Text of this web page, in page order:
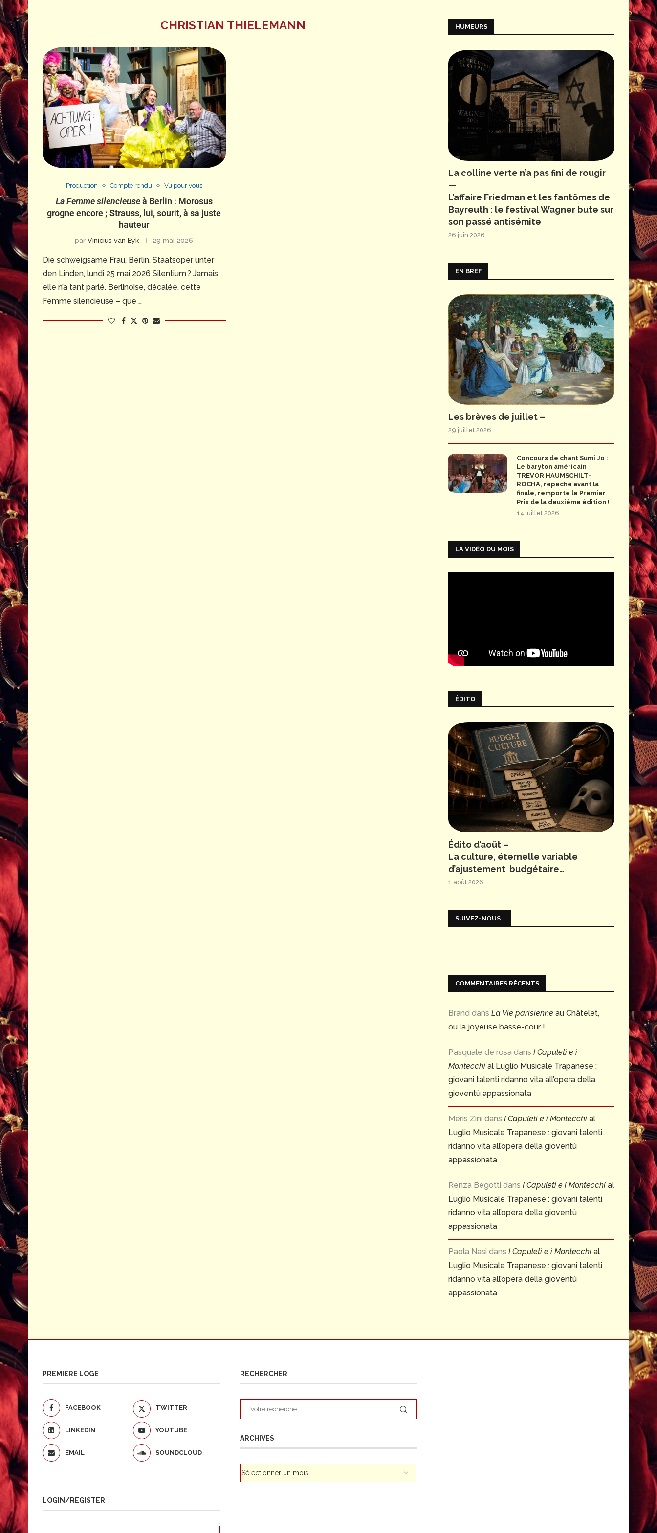
CHRISTIAN THIELEMANN
Production Compte rendu Vu pour vous
La Femme silencieuseà Berlin : Morosus
grogne encore ; Strauss, lui, sourit, à sa juste
hauteur
parVinicius van Eyk 29 mai 2026
Die schweigsame Frau, Berlin, Staatsoper unter
den Linden, lundi 25 mai 2026 Silentium ? Jamais
elle n’a tant parlé. Berlinoise, décalée, cette
Femme silencieuse – que …
HUMEURS
La colline verte n’a pas fini de rougir
—
L’affaire Friedman et les fantômes de
Bayreuth : le festival Wagner bute sur
son passé antisémite
26 juin 2026
EN BREF
Les brèves de juillet –
29 juillet 2026
Concours de chant Sumi Jo :
Le baryton américain
TREVOR HAUMSCHILT-
ROCHA, repêché avant la
finale, remporte le Premier
Prix de la deuxième édition !
14 juillet 2026
LA VIDÉO DU MOIS
ÉDITO
Édito d’août –
La culture, éternelle variable
d’ajustement budgétaire…
1 août 2026
SUIVEZ-NOUS…
COMMENTAIRES RÉCENTS
Brand dans La Vie parisienne au Châtelet,
ou la joyeuse basse-cour !
Pasquale de rosa dans I Capuleti e i
Montecchi al Luglio Musicale Trapanese :
giovani talenti ridanno vita all’opera della
gioventù appassionata
Meris Zini dans I Capuleti e i Montecchi al
Luglio Musicale Trapanese : giovani talenti
ridanno vita all’opera della gioventù
appassionata
Renza Begotti dans I Capuleti e i Montecchi al
Luglio Musicale Trapanese : giovani talenti
ridanno vita all’opera della gioventù
appassionata
Paola Nasi dans I Capuleti e i Montecchi al
Luglio Musicale Trapanese : giovani talenti
ridanno vita all’opera della gioventù
appassionata
PREMIÈRE LOGE
FACEBOOK TWITTER
LINKEDIN YOUTUBE
EMAIL SOUNDCLOUD
LOGIN/REGISTER
RECHERCHER
ARCHIVES